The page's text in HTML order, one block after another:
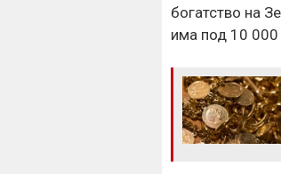
богатство на
има под 10 000